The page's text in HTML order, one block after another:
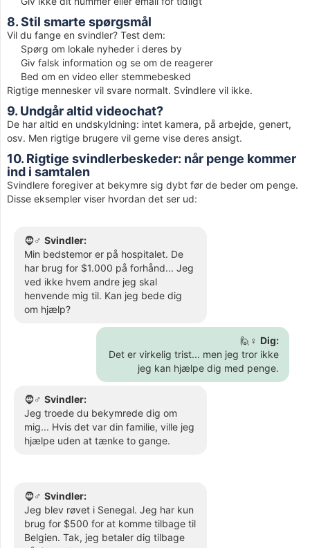
8. Stil smarte spørgsmål
Vil du fange en svindler? Test dem:
Spørg om lokale nyheder i deres by
Giv falsk information og se om de reagerer
Bed om en video eller stemmebesked
Rigtige mennesker vil svare normalt. Svindlere vil ikke.
9. Undgår altid videochat?
De har altid en undskyldning: intet kamera, på arbejde, genert,
osv. Men rigtige brugere vil gerne vise deres ansigt.
10. Rigtige svindlerbeskeder: når penge kommer
ind i samtalen
Svindlere foregiver at bekymre sig dybt før de beder om penge.
Disse eksempler viser hvordan det ser ud:
🧔♂️ Svindler:
Min bedstemor er på hospitalet. De
har brug for $1.000 på forhånd... Jeg
ved ikke hvem andre jeg skal
henvende mig til. Kan jeg bede dig
om hjælp?
🙋♀️ Dig:
Det er virkelig trist... men jeg tror ikke
jeg kan hjælpe dig med penge.
🧔♂️ Svindler:
Jeg troede du bekymrede dig om
mig... Hvis det var din familie, ville jeg
hjælpe uden at tænke to gange.
🧔♂️ Svindler:
Jeg blev røvet i Senegal. Jeg har kun
brug for $500 for at komme tilbage til
Belgien. Tak, jeg betaler dig tilbage